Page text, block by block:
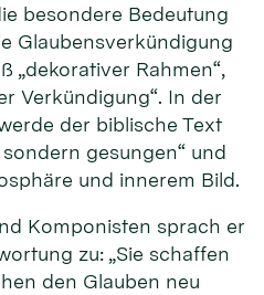
besondere Bedeutung
Glaubensverkündigung
„dekorativer Rahmen“,
Verkündigung“. In der
der biblische Text
gesungen“ und
und innerem Bild.
Komponisten sprach er
zu: „Sie schaffen
den Glauben neu